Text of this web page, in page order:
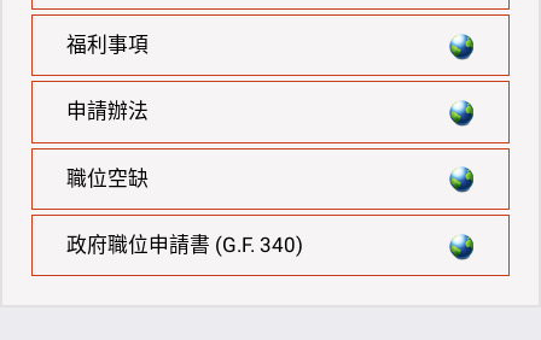
福利事項
申請辦法
職位空缺
政府職位申請書 (G.F. 340)